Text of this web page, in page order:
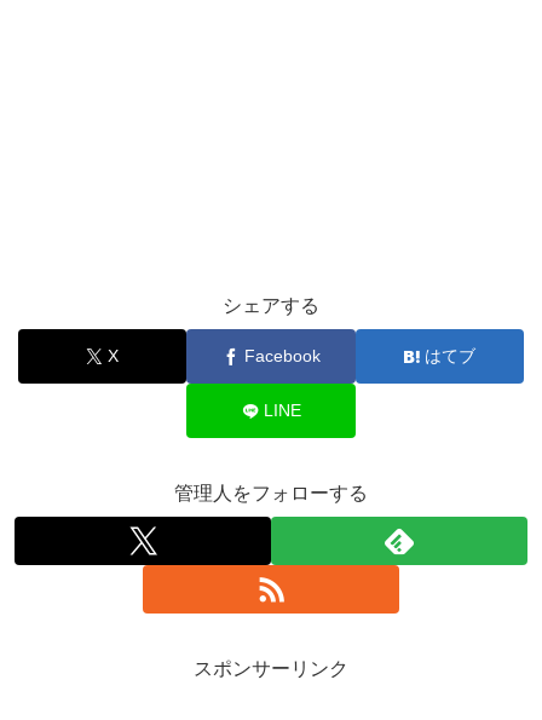
シェアする
X Facebook はてブ
LINE
管理人をフォローする
スポンサーリンク